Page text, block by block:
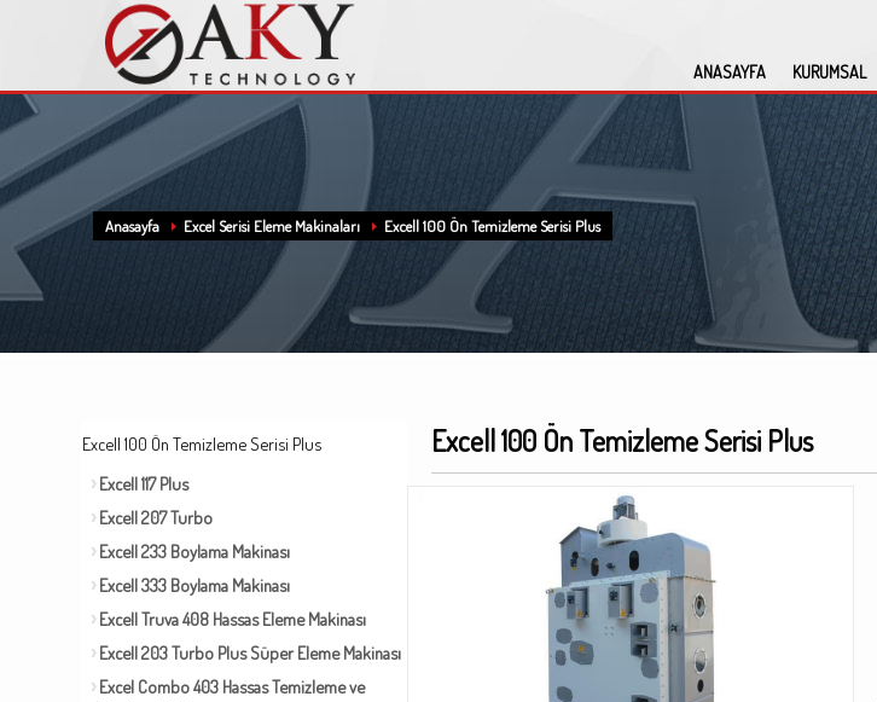
ANASAYFA KURUMSAL
Anasayfa Excel Serisi Eleme Makinaları Excell 100 Ön Temizleme Serisi Plus
Excell 100 Ön Temizleme Serisi Plus
Excell 117 Plus
Excell 207 Turbo
Excell 233 Boylama Makinası
Excell 333 Boylama Makinası
Excell Truva 408 Hassas Eleme Makinası
Excell 203 Turbo Plus Süper Eleme Makinası
Excel Combo 403 Hassas Temizleme ve
Excell 100 Ön Temizleme Serisi Plus